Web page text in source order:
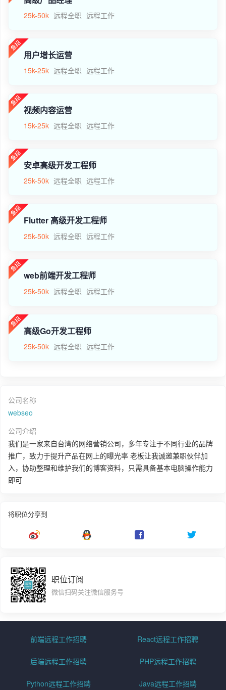
25k-50k 远程全职 远程工作
用户增长运营
15k-25k 远程全职 远程工作
视频内容运营
15k-25k 远程全职 远程工作
安卓高级开发工程师
25k-50k 远程全职 远程工作
Flutter 高级开发工程师
25k-50k 远程全职 远程工作
web前端开发工程师
25k-50k 远程全职 远程工作
高级Go开发工程师
25k-50k 远程全职 远程工作
公司名称
webseo
公司介绍
我们是一家来自台湾的网络营销公司，多年专注于不同行业的品牌
推广，致力于提升产品在网上的曝光率 老板让我诚邀兼职伙伴加
入，协助整理和维护我们的博客资料，只需具备基本电脑操作能力
即可
将职位分享到
职位订阅
微信扫码关注微信服务号
前端远程工作招聘 React远程工作招聘
后端远程工作招聘 PHP远程工作招聘
Python远程工作招聘 Java远程工作招聘